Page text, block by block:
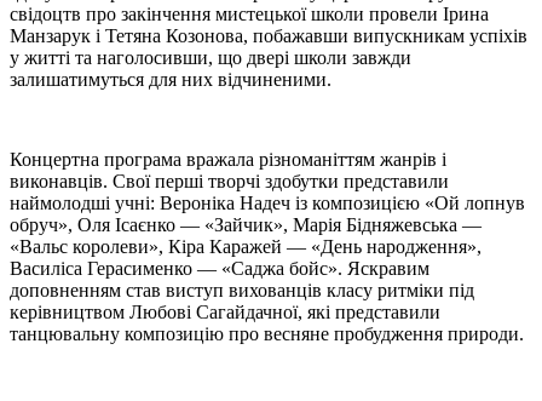
свідоцтв про закінчення мистецької школи провели Ірина
Манзарук і Тетяна Козонова, побажавши випускникам успіхів
у житті та наголосивши, що двері школи завжди
залишатимуться для них відчиненими.
Концертна програма вражала різноманіттям жанрів і
виконавців. Свої перші творчі здобутки представили
наймолодші учні: Вероніка Надеч із композицією «Ой лопнув
обруч», Оля Ісаєнко — «Зайчик», Марія Бідняжевська —
«Вальс королеви», Кіра Каражей — «День народження»,
Василіса Герасименко — «Саджа бойс». Яскравим
доповненням став виступ вихованців класу ритміки під
керівництвом Любові Сагайдачної, які представили
танцювальну композицію про весняне пробудження природи.